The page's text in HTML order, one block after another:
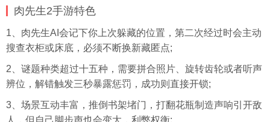
肉先生2手游特色
1、肉先生AI会记下你上次躲藏的位置，第二次经过时会主动
搜查衣柜或床底，必须不断换新藏匿点;
2、谜题种类超过十五种，需要拼合照片、旋转齿轮或者听声
辨位，解错触发三秒暴露惩罚，成功则直接开锁;
3、场景互动丰富，推倒书架堵门，打翻花瓶制造声响引开敌
人，但自己脚步声也会变大，利弊权衡;